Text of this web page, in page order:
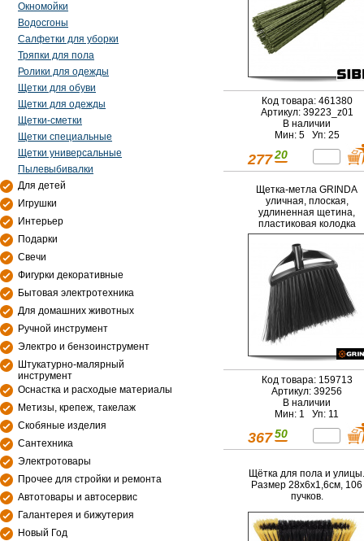
Окномойки
Водосгоны
Салфетки для уборки
Тряпки для пола
Ролики для одежды
Щетки для обуви
Щетки для одежды
Щетки-сметки
Щетки специальные
Щетки универсальные
Пылевыбивалки
Для детей
Игрушки
Интерьер
Подарки
Свечи
Фигурки декоративные
Бытовая электротехника
Для домашних животных
Ручной инструмент
Электро и бензоинструмент
Штукатурно-малярный
инструмент
Оснастка и расходые материалы
Метизы, крепеж, такелаж
Скобяные изделия
Сантехника
Электротовары
Прочее для стройки и ремонта
Автотовары и автосервис
Галантерея и бижутерия
Новый Год
Код товара: 461380
Артикул: 39223_z01
В наличии
Мин: 5 Уп: 25
277 20
Щетка-метла GRINDA
уличная, плоская,
удлиненная щетина,
пластиковая колодка
Код товара: 159713
Артикул: 39256
В наличии
Мин: 1 Уп: 11
367 50
Щётка для пола и улицы.
Размер 28х6х1,6см, 106
пучков.